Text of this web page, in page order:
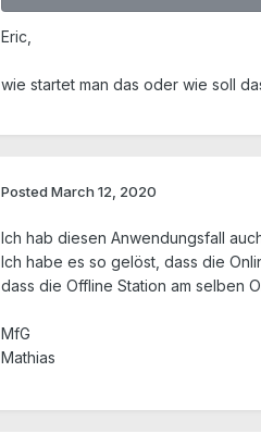
Eric,
wie startet man das oder wie soll
Posted March 12, 2020
Ich hab diesen Anwendungsfall
Ich habe es so gelöst, dass die
dass die Offline Station am selben
MfG
Mathias